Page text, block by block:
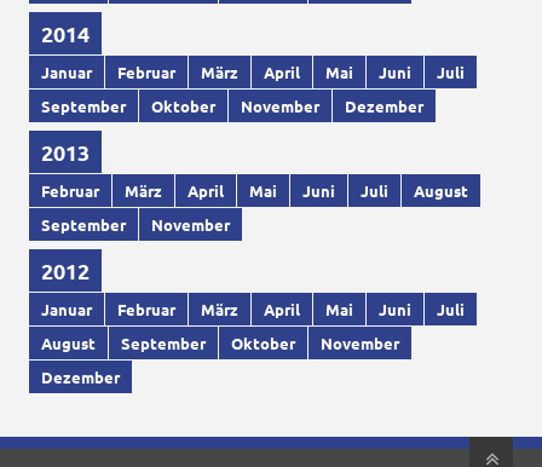
2014
Januar Februar März April Mai Juni
Juli
September
Oktober November Dezember
2013
Februar März April Mai Juni Juli
August
September
November
2012
Januar Februar März April Mai Juni
Juli
August
September Oktober
November
Dezember